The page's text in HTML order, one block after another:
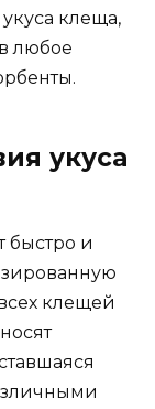
клеща,
любое
укуса
быстро и
клещей